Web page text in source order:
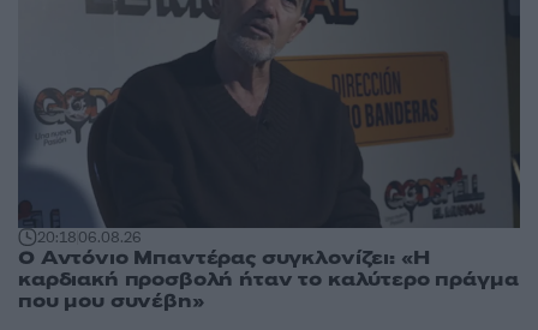
20:1806.08.26
Ο Αντόνιο Μπαντέρας συγκλονίζει: «Η
καρδιακή προσβολή ήταν το καλύτερο πράγμα
που μου συνέβη»